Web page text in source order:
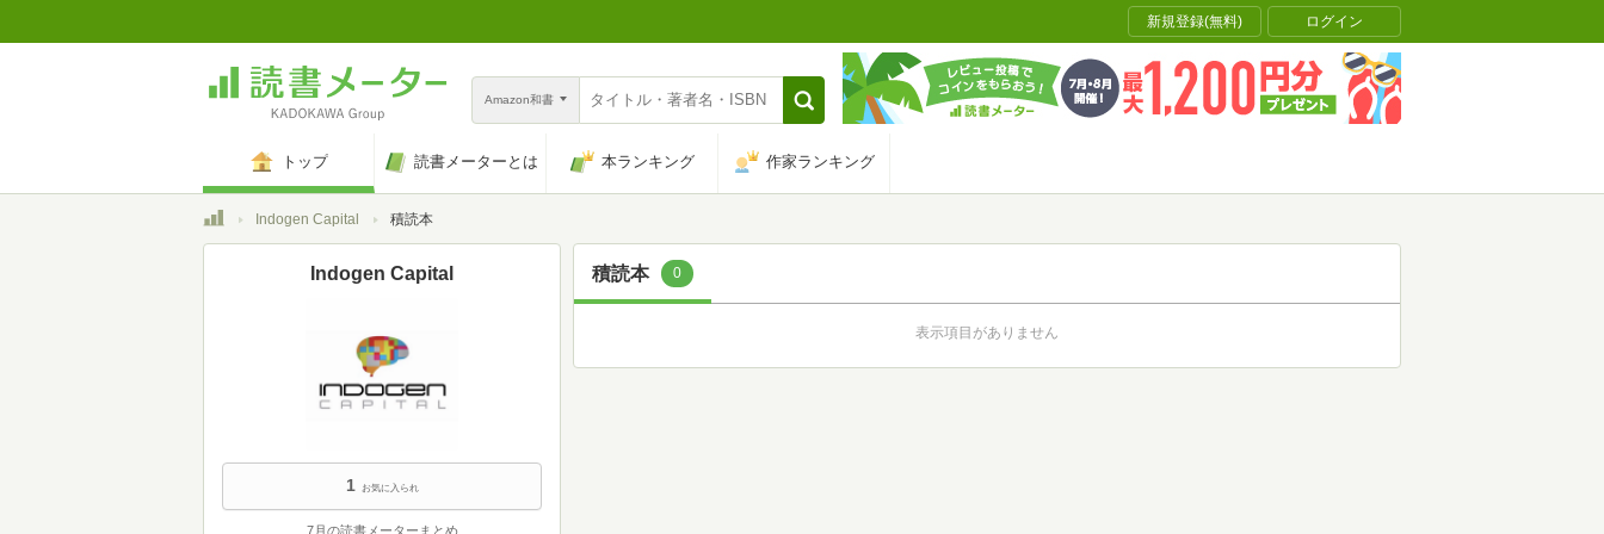
新規登録(無料) ログイン
Amazon和書
トップ 読書メーターとは 本ランキング 作家ランキング
トップIndogen Capital 積読本
積読本 0
表示項目がありません
Indogen Capital
1 お気に入られ
7月の読書メーターまとめ